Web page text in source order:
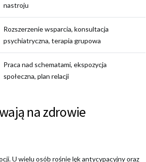
nastroju
Rozszerzenie wsparcia, konsultacja
psychiatryczna, terapia grupowa
Praca nad schematami, ekspozycja
społeczna, plan relacji
na zdrowie
U wielu osób rośnie lęk antycypacyjny oraz